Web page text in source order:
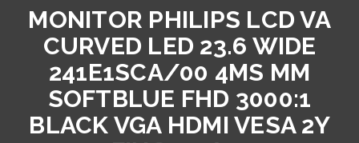
MONITOR PHILIPS LCD VA
CURVED LED 23.6 WIDE
241E1SCA/00 4MS MM
SOFTBLUE FHD 3000:1
BLACK VGA HDMI VESA 2Y